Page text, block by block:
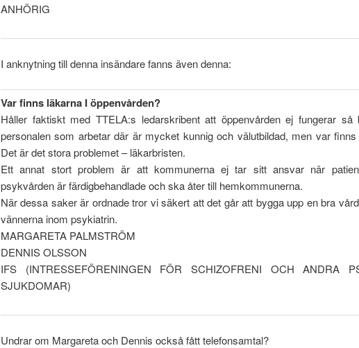
ANHÖRIG
I anknytning till denna insändare fanns även denna:
Var finns läkarna I öppenvården?
Håller faktiskt med TTELA:s ledarskribent att öppenvården ej fungerar så
personalen som arbetar där är mycket kunnig och välutbildad, men var
Det är det stora problemet – läkarbristen.
Ett annat stort problem är att kommunerna ej tar sitt ansvar när
psykvården är färdigbehandlade och ska åter till hemkommunerna.
När dessa saker är ordnade tror vi säkert att det går att bygga upp en bra
vännerna inom psykiatrin.
MARGARETA PALMSTRÖM
DENNIS OLSSON
IFS (INTRESSEFÖRENINGEN FÖR SCHIZOFRENI OCH ANDRA
SJUKDOMAR)
Undrar om Margareta och Dennis också fått telefonsamtal?